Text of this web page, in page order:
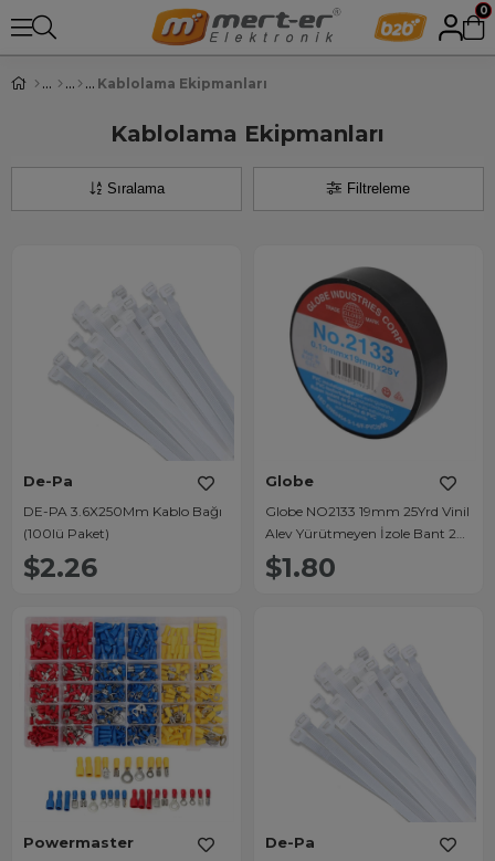
0
Kablolama Ekipmanları
Kablolama Ekipmanları
Filtreleme
Sıralama
De-Pa
DE-PA 3.6X250Mm Kablo Bağı
(100lü Paket)
$2.26
Globe
Globe NO2133 19mm 25Yrd Vinil
Alev Yürütmeyen İzole Bant 23
Metre Siyah Tekli
$1.80
Powermaster De-Pa